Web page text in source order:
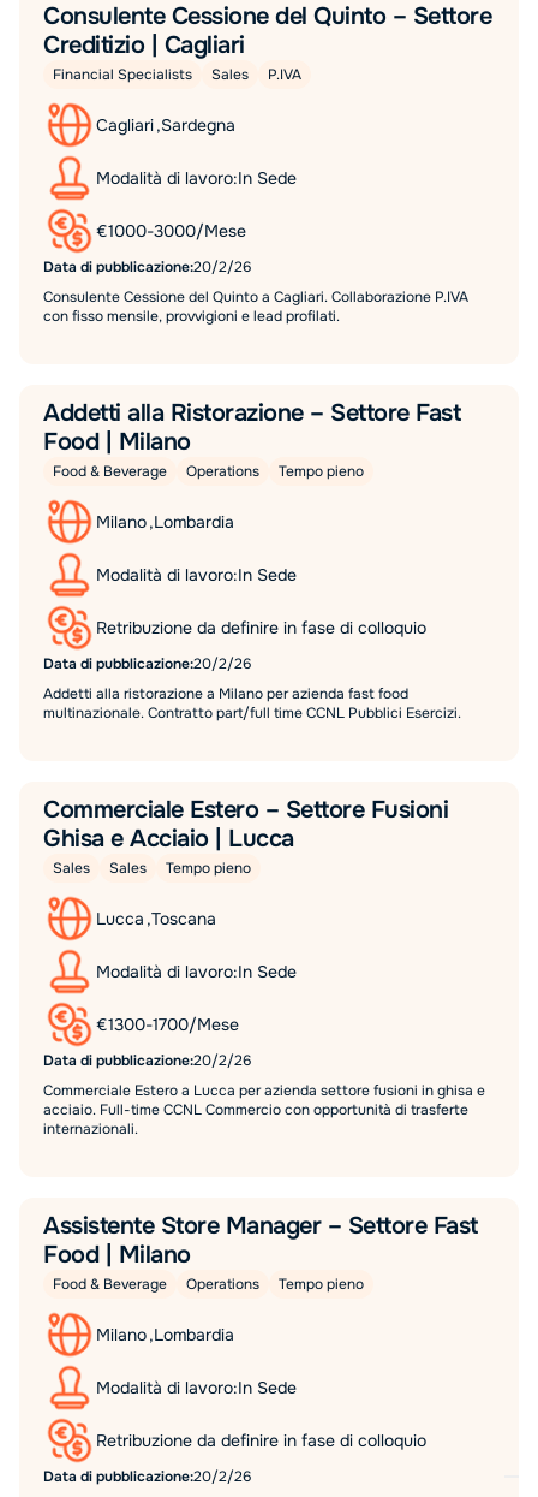
Consulente Cessione del Quinto – Settore
Creditizio | Cagliari
Financial Specialists Sales P.IVA
Cagliari,Sardegna
Modalità di lavoro:In Sede
€1000-3000/Mese
Data di pubblicazione:20/2/26
Consulente Cessione del Quinto a Cagliari. Collaborazione P.IVA
con fisso mensile, provvigioni e lead profilati.
Addetti alla Ristorazione – Settore Fast
Food | Milano
Food & Beverage Operations Tempo pieno
Milano,Lombardia
Modalità di lavoro:In Sede
Retribuzione da definire in fase di colloquio
Data di pubblicazione:20/2/26
Addetti alla ristorazione a Milano per azienda fast food
multinazionale. Contratto part/full time CCNL Pubblici Esercizi.
Commerciale Estero – Settore Fusioni
Ghisa e Acciaio | Lucca
Sales Sales Tempo pieno
Lucca ,Toscana
Modalità di lavoro:In Sede
€1300-1700/Mese
Data di pubblicazione:20/2/26
Commerciale Estero a Lucca per azienda settore fusioni in ghisa e
acciaio. Full-time CCNL Commercio con opportunità di trasferte
internazionali.
Assistente Store Manager – Settore Fast
Food | Milano
Food & Beverage Operations Tempo pieno
Milano,Lombardia
Modalità di lavoro:In Sede
Retribuzione da definire in fase di colloquio
Data di pubblicazione:20/2/26